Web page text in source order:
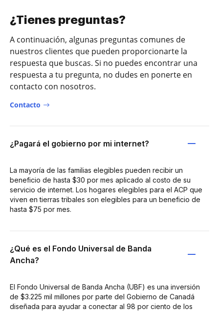
¿Tienes preguntas?
A continuación, algunas preguntas comunes de
nuestros clientes que pueden proporcionarte la
respuesta que buscas. Si no puedes encontrar una
respuesta a tu pregunta, no dudes en ponerte en
contacto con nosotros.
Contacto
¿Pagará el gobierno por mi internet?
La mayoría de las familias elegibles pueden recibir un
beneficio de hasta $30 por mes aplicado al costo de su
servicio de internet. Los hogares elegibles para el ACP que
viven en tierras tribales son elegibles para un beneficio de
hasta $75 por mes.
¿Qué es el Fondo Universal de Banda
Ancha?
El Fondo Universal de Banda Ancha (UBF) es una inversión
de $3.225 mil millones por parte del Gobierno de Canadá
diseñada para ayudar a conectar al 98 por ciento de los